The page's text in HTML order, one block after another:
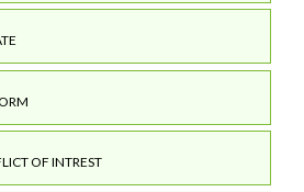
OF INTREST